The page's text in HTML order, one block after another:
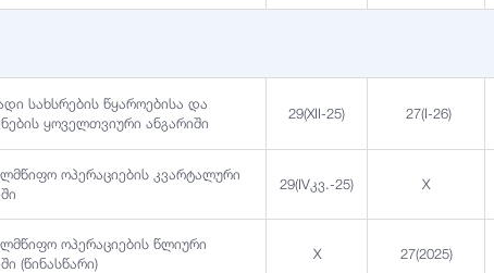
სახსრების წყაროებისა და
ყოველთვიური ანგარიში
29(XII-25) 27(I-26)
ოპერაციების კვარტალური
29(IVკვ.-25) X
ოპერაციების წლიური
(წინასწარი)
X 27(2025)